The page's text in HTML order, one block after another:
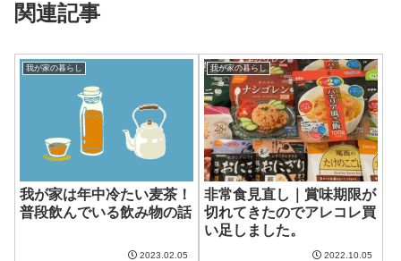
関連記事
我が家の暮らし
我が家は年中冷たい麦茶！
普段飲んでいる飲み物の話
2023.02.05
我が家の暮らし
非常食見直し｜賞味期限が
切れてきたのでアレコレ買
い足しました。
2022.10.05